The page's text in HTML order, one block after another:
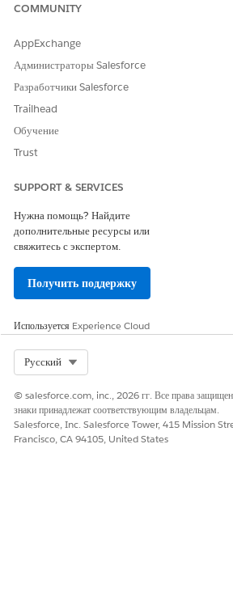
ClickDone.
ЭТА СТАТЬЯ РЕШИЛА ВАШУ
Оставьте свой отзыв, чтобы мы
COMMUNITY
AppExchange
Администраторы Salesforce
Разработчики Salesforce
Trailhead
Обучение
Trust
SUPPORT & SERVICES
Нужна помощь? Найдите
дополнительные ресурсы или
свяжитесь с экспертом.
Получить поддержку
Используется Experience Cloud
Русский
© salesforce.com, inc., 2026 гг. Все права
знаки принадлежат соответствующим владельцам.
Salesforce, Inc. Salesforce Tower, 415 Mission
Francisco, CA 94105, United States